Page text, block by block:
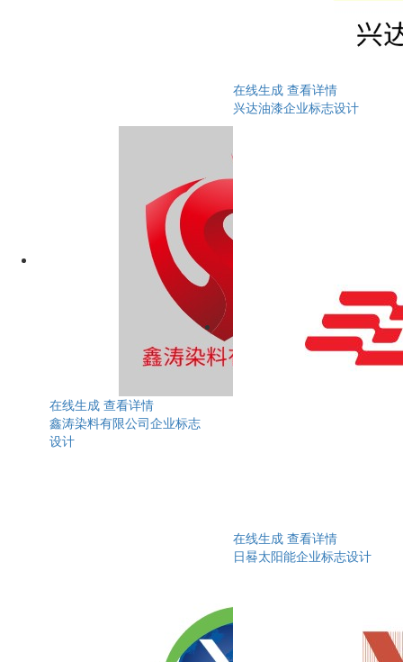
在线生成 查看详情
兴达油漆企业标志设计
在线生成 查看详情
鑫涛染料有限公司企业标志
设计
在线生成 查看详情
日晷太阳能企业标志设计